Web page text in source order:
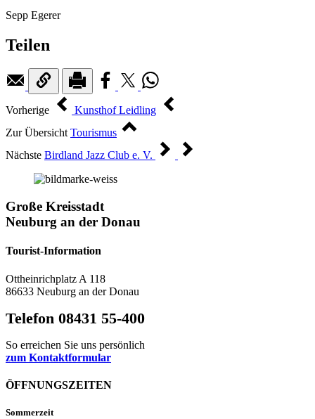
Sepp Egerer
Teilen
Vorherige
Kunsthof Leidling
Zur Übersicht Tourismus
Nächste Birdland Jazz Club e. V.
Große Kreisstadt
Neuburg an der Donau
Tourist-Information
Ottheinrichplatz A 118
86633 Neuburg an der Donau
Telefon 08431 55-400
So erreichen Sie uns persönlich
zum Kontaktformular
ÖFFNUNGSZEITEN
Sommerzeit